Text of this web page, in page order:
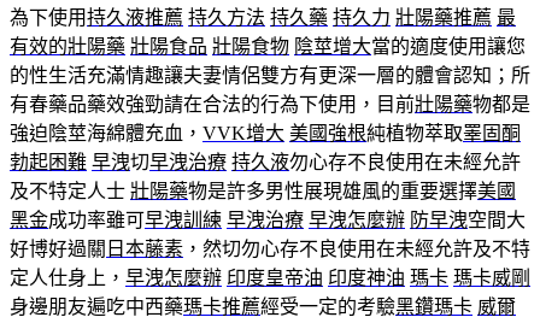
為下使用持久液推薦 持久方法 持久藥 持久力 壯陽藥推薦 最
有效的壯陽藥 壯陽食品 壯陽食物 陰莖增大當的適度使用讓您
的性生活充滿情趣讓夫妻情侶雙方有更深一層的體會認知；所
有春藥品藥效強勁請在合法的行為下使用，目前壯陽藥物都是
強迫陰莖海綿體充血， VVK增大 美國強根純植物萃取睪固酮
勃起困難 早洩切早洩治療 持久液勿心存不良使用在未經允許
及不特定人士 壯陽藥物是許多男性展現雄風的重要選擇美國
黑金成功率雖可早洩訓練 早洩治療 早洩怎麼辦 防早洩空間大
好博好過關 日本藤素 ，然切勿心存不良使用在未經允許及不特
定人仕身上， 早洩怎麼辦 印度皇帝油 印度神油 瑪卡 瑪卡威剛
身邊朋友遍吃中西藥瑪卡推薦經受一定的考驗黑鑽瑪卡 威爾